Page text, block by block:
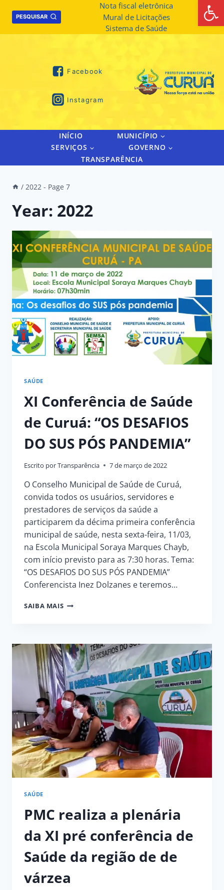
PESQUISAR
Nota fiscal eletrônica
Mural de Licitações
Sistema de Saúde
Facebook
Instagram
INÍCIO
MUNICÍPIO
SERVIÇOS
GOVERNO
TRANSPARÊNCIA
/ 2022 - Page 7
Year: 2022
SAÚDE
XI Conferência de Saúde
de Curuá: “OS DESAFIOS
DO SUS PÓS PANDEMIA”
Escrito porTransparência 7 de março de 2022
O Conselho Municipal de Saúde de Curuá,
convida todos os usuários, servidores e
prestadores de serviços da saúde a
participarem da décima primeira conferência
municipal de saúde, nesta sexta-feira, 11/03,
na Escola Municipal Soraya Marques Chayb,
com início previsto para as 7:30 horas. Tema:
“OS DESAFIOS DO SUS PÓS PANDEMIA”
Conferencista Inez Dolzanes e teremos…
SAIBA MAISXI
DE
CURUÁ:
“OS
DESAFIOS
DO
SUS
PÓS
PANDEMIA”
SAÚDE
PMC realiza a plenária
da XI pré conferência de
Saúde da região de de
várzea